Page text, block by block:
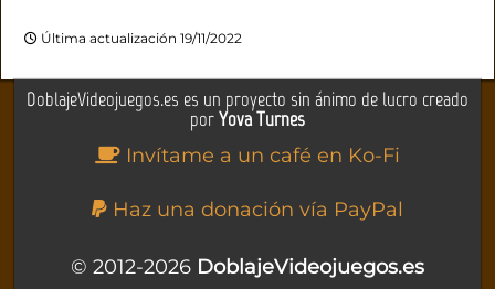
Última actualización 19/11/2022
DoblajeVideojuegos.es es un proyecto sin ánimo de lucro creado
porYova Turnes
Invítame a un café en Ko-Fi
Haz una donación vía PayPal
© 2012-2026 DoblajeVideojuegos.es